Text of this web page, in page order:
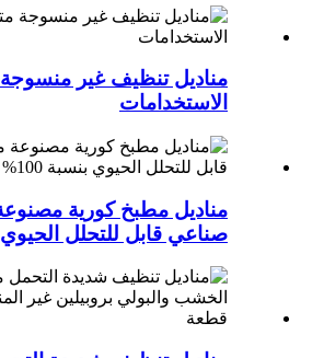
مناديل تنظيف غير
الاستخدامات
مناديل مطبخ كورية
صناعي قابل للتحلل الحيوي